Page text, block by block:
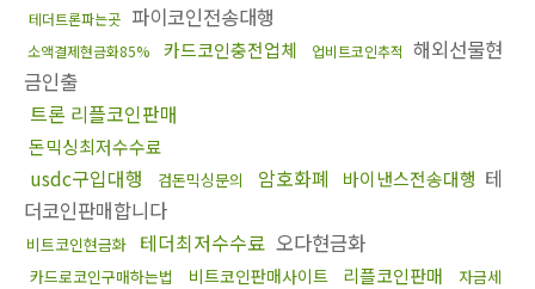
테더트론파는곳 파이코인전송대행
소액결제현금화85% 카드코인충전업체 업비트코인추적 해외선물현
금인출
트론 리플코인판매
돈믹싱최저수수료
usdc구입대행 검돈믹싱문의 암호화폐 바이낸스전송대행 테
더코인판매합니다
비트코인현금화 테더최저수수료 오다현금화
카드로코인구매하는법 비트코인판매사이트 리플코인판매
자금세